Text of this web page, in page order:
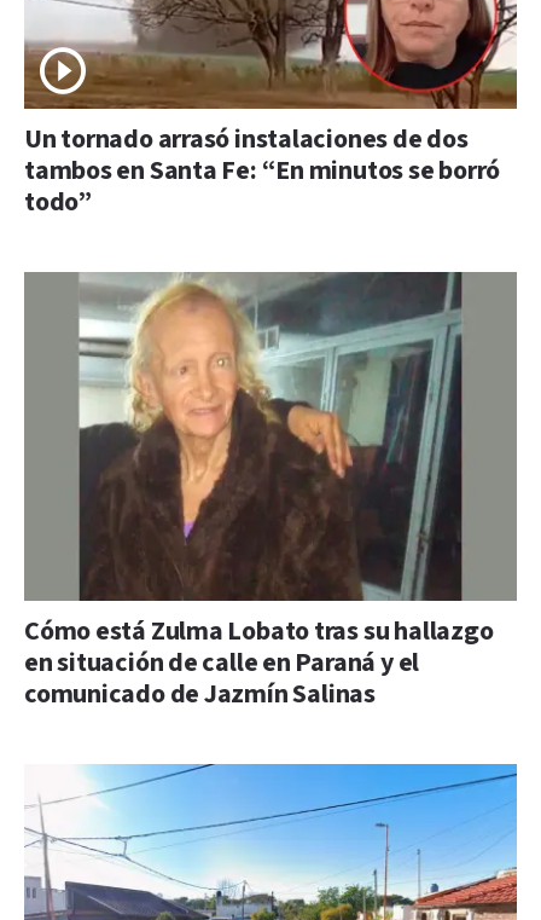
Un tornado arrasó instalaciones de dos
tambos en Santa Fe: “En minutos se borró
todo”
Cómo está Zulma Lobato tras su hallazgo
en situación de calle en Paraná y el
comunicado de Jazmín Salinas